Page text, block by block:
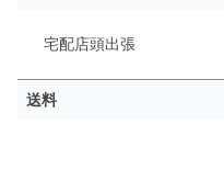
宅配店頭出張
送料